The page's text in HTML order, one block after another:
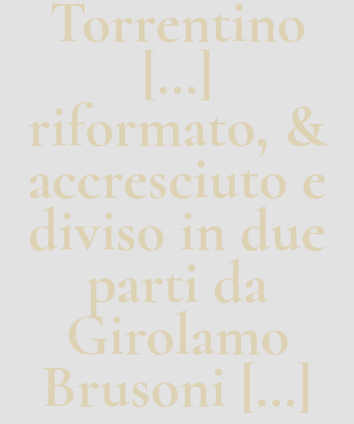
Torrentino
[…]
riformato, &
accresciuto e
diviso in due
parti da
Girolamo
Brusoni […]